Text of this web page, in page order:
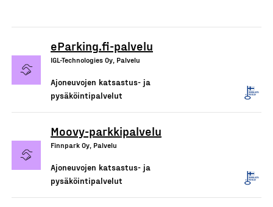
eParking.fi-palvelu
IGL-Technologies Oy, Palvelu
Ajoneuvojen katsastus- ja
pysäköintipalvelut
Moovy-parkkipalvelu
Finnpark Oy, Palvelu
Ajoneuvojen katsastus- ja
pysäköintipalvelut